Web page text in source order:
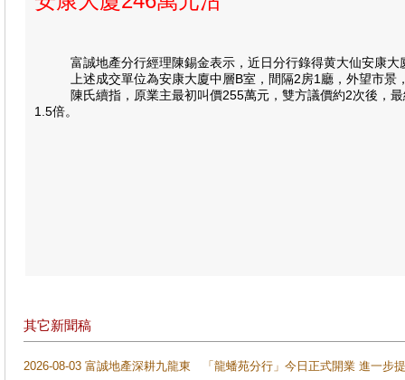
富誠地產分行經理陳錫金表示，近日分行錄得黄大仙安康大
上述成交單位為安康大廈中層B室，間隔2房1廳，外望市景，
陳氏續指，原業主最初叫價255萬元，雙方議價約2次後，最
1.5倍。
其它新聞稿
2026-08-03 富誠地產深耕九龍東 「龍蟠苑分行」今日正式開業 進一步